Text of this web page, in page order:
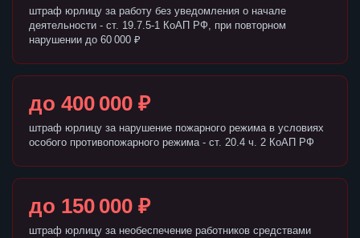
штраф юрлицу за работу без уведомления о начале
деятельности - ст. 19.7.5-1 КоАП РФ, при повторном
нарушении до 60 000 ₽
до 400 000 ₽
штраф юрлицу за нарушение пожарного режима в условиях
особого противопожарного режима - ст. 20.4 ч. 2 КоАП РФ
до 150 000 ₽
штраф юрлицу за необеспечение работников средствами